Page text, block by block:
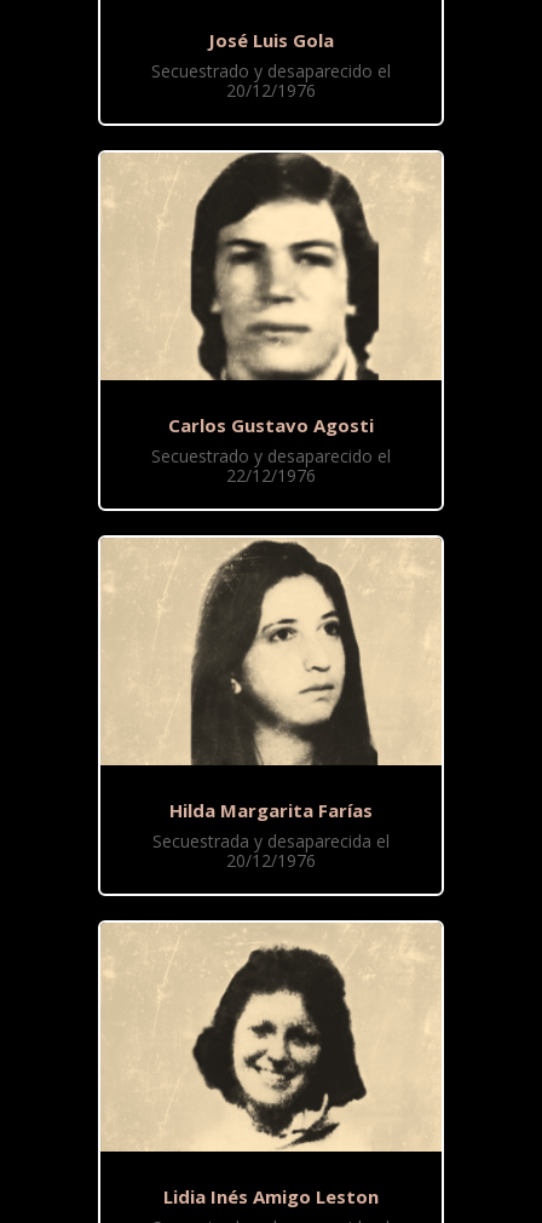
José Luis Gola
Secuestrado y desaparecido el
20/12/1976
Carlos Gustavo Agosti
Secuestrado y desaparecido el
22/12/1976
Hilda Margarita Farías
Secuestrada y desaparecida el
20/12/1976
Lidia Inés Amigo Leston